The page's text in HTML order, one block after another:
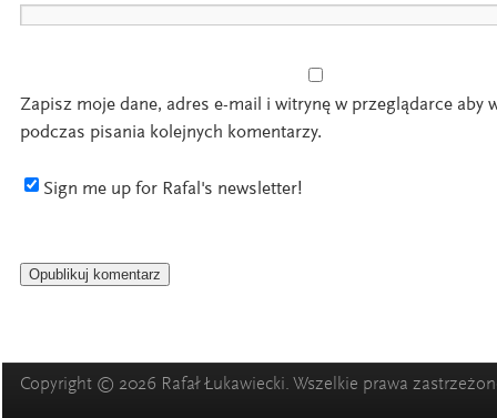
Zapisz moje dane, adres e-mail i witrynę w przeglądarce aby
podczas pisania kolejnych komentarzy.
Sign me up for Rafal's newsletter!
Copyright © 2026 Rafał Łukawiecki. Wszelkie prawa